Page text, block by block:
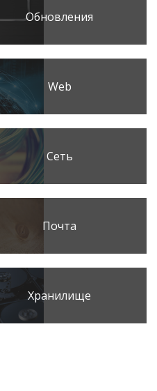
Обновления
Web
Сеть
Почта
Хранилище